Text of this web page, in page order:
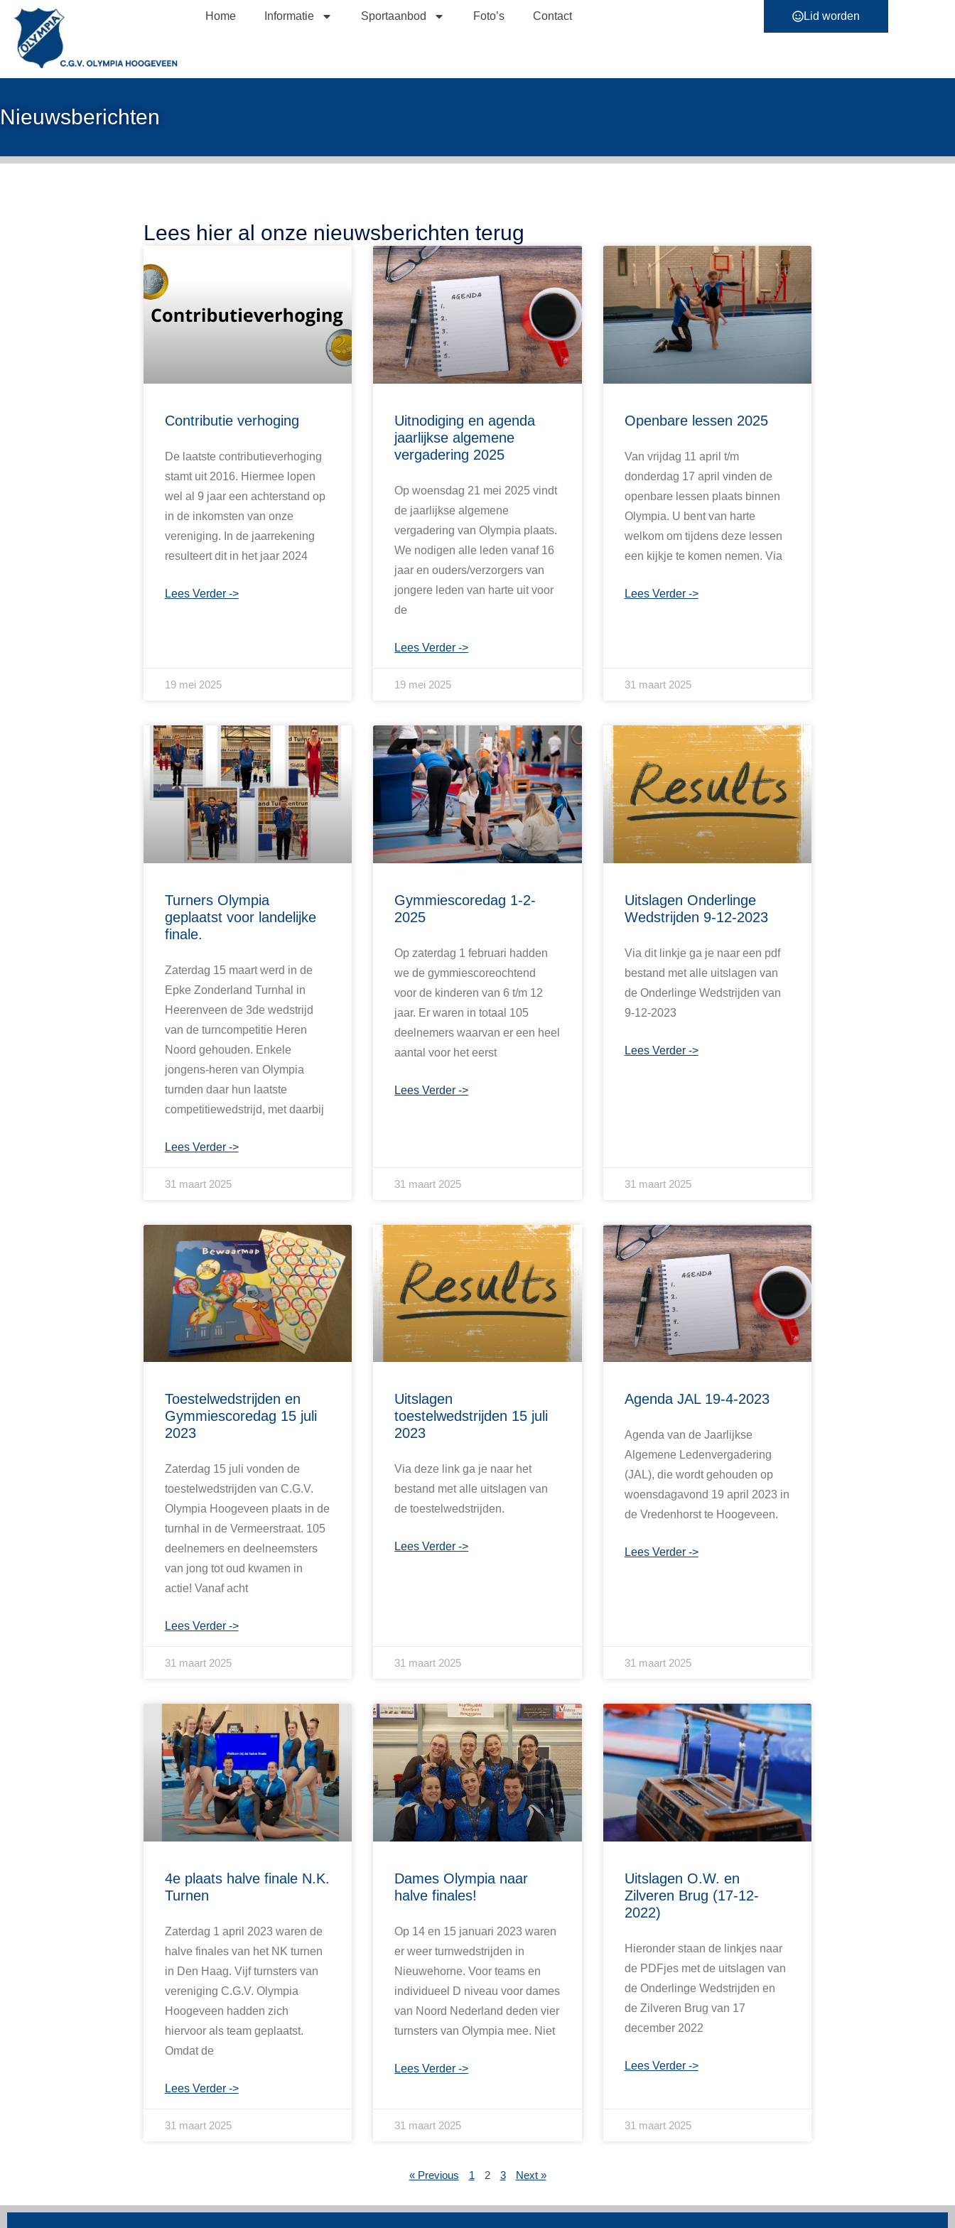
Home Informatie Sportaanbod Foto’s Contact Lid worden
Nieuwsberichten
Lees hier al onze nieuwsberichten terug
Contributie verhoging
De laatste contributieverhoging
stamt uit 2016. Hiermee lopen
wel al 9 jaar een achterstand op
in de inkomsten van onze
vereniging. In de jaarrekening
resulteert dit in het jaar 2024
Lees Verder ->
19 mei 2025
Uitnodiging en agenda
jaarlijkse algemene
vergadering 2025
Op woensdag 21 mei 2025 vindt
de jaarlijkse algemene
vergadering van Olympia plaats.
We nodigen alle leden vanaf 16
jaar en ouders/verzorgers van
jongere leden van harte uit voor
de
Lees Verder ->
19 mei 2025
Openbare lessen 2025
Van vrijdag 11 april t/m
donderdag 17 april vinden de
openbare lessen plaats binnen
Olympia. U bent van harte
welkom om tijdens deze lessen
een kijkje te komen nemen. Via
Lees Verder ->
31 maart 2025
Turners Olympia
geplaatst voor landelijke
finale.
Zaterdag 15 maart werd in de
Epke Zonderland Turnhal in
Heerenveen de 3de wedstrijd
van de turncompetitie Heren
Noord gehouden. Enkele
jongens-heren van Olympia
turnden daar hun laatste
competitiewedstrijd, met daarbij
Lees Verder ->
31 maart 2025
Gymmiescoredag 1-2-
2025
Op zaterdag 1 februari hadden
we de gymmiescoreochtend
voor de kinderen van 6 t/m 12
jaar. Er waren in totaal 105
deelnemers waarvan er een heel
aantal voor het eerst
Lees Verder ->
31 maart 2025
Uitslagen Onderlinge
Wedstrijden 9-12-2023
Via dit linkje ga je naar een pdf
bestand met alle uitslagen van
de Onderlinge Wedstrijden van
9-12-2023
Lees Verder ->
31 maart 2025
Toestelwedstrijden en
Gymmiescoredag 15 juli
2023
Zaterdag 15 juli vonden de
toestelwedstrijden van C.G.V.
Olympia Hoogeveen plaats in de
turnhal in de Vermeerstraat. 105
deelnemers en deelneemsters
van jong tot oud kwamen in
actie! Vanaf acht
Lees Verder ->
31 maart 2025
Uitslagen
toestelwedstrijden 15 juli
2023
Via deze link ga je naar het
bestand met alle uitslagen van
de toestelwedstrijden.
Lees Verder ->
31 maart 2025
Agenda JAL 19-4-2023
Agenda van de Jaarlijkse
Algemene Ledenvergadering
(JAL), die wordt gehouden op
woensdagavond 19 april 2023 in
de Vredenhorst te Hoogeveen.
Lees Verder ->
31 maart 2025
4e plaats halve finale N.K.
Turnen
Zaterdag 1 april 2023 waren de
halve finales van het NK turnen
in Den Haag. Vijf turnsters van
vereniging C.G.V. Olympia
Hoogeveen hadden zich
hiervoor als team geplaatst.
Omdat de
Lees Verder ->
31 maart 2025
Dames Olympia naar
halve finales!
Op 14 en 15 januari 2023 waren
er weer turnwedstrijden in
Nieuwehorne. Voor teams en
individueel D niveau voor dames
van Noord Nederland deden vier
turnsters van Olympia mee. Niet
Lees Verder ->
31 maart 2025
Uitslagen O.W. en
Zilveren Brug (17-12-
2022)
Hieronder staan de linkjes naar
de PDFjes met de uitslagen van
de Onderlinge Wedstrijden en
de Zilveren Brug van 17
december 2022
Lees Verder ->
31 maart 2025
« Previous 1 2 3 Next »